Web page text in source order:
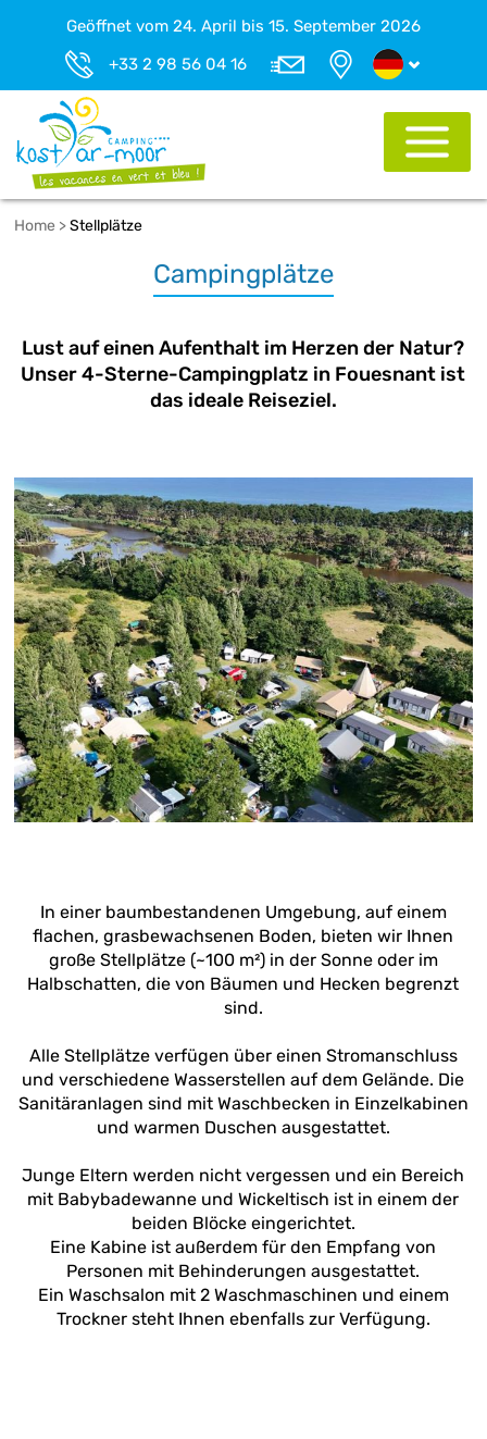
Geöffnet vom 24. April bis 15. September 2026
+33 2 98 56 04 16
Home >Stellplätze
Campingplätze
Lust auf einen Aufenthalt im Herzen der Natur?
Unser 4-Sterne-Campingplatz in Fouesnant ist
das ideale Reiseziel.
In einer baumbestandenen Umgebung, auf einem
flachen, grasbewachsenen Boden, bieten wir Ihnen
große Stellplätze (~100 m²) in der Sonne oder im
Halbschatten, die von Bäumen und Hecken begrenzt
sind.
Alle Stellplätze verfügen über einen Stromanschluss
und verschiedene Wasserstellen auf dem Gelände. Die
Sanitäranlagen sind mit Waschbecken in Einzelkabinen
und warmen Duschen ausgestattet.
Junge Eltern werden nicht vergessen und ein Bereich
mit Babybadewanne und Wickeltisch ist in einem der
beiden Blöcke eingerichtet.
Eine Kabine ist außerdem für den Empfang von
Personen mit Behinderungen ausgestattet.
Ein Waschsalon mit 2 Waschmaschinen und einem
Trockner steht Ihnen ebenfalls zur Verfügung.